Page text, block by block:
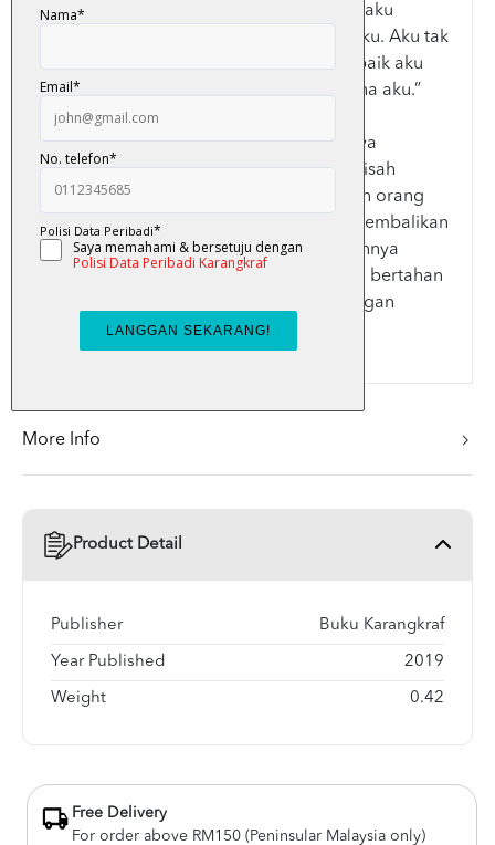
Walaupun dia lebih sayangkan kau tapi aku
sanggup asalkan Yusuf tak tinggalkan aku. Aku tak
nak kehilangan Yusuf, Ana. Kau kawan baik aku
dunia akhirat, tentu kau faham perasaana aku.”
Sejak itu, Yusuf semakin melupai cintanya
terhadap Ana. Ana yang tidak rela berpisah
dengan Yusuf, mengharapkan kehadiran orang
baru dalam kandungannya dapat mengembalikan
cinta Yusuf terhadapnya namun harapannya
meleset. Kandungan Ana hanya mampu bertahan
lima bulan. Ana akhirnya mengalah dengan
ketentuan ILAHI.
More Info
Product Detail
Publisher Buku Karangkraf
Year Published 2019
Weight 0.42
Free Delivery
For order above RM150 (Peninsular Malaysia only)